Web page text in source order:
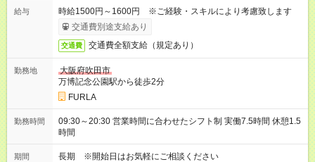
給与
時給1500円～1600円 ※ご経験・スキルにより考慮致します
交通費別途支給あり
交通費 交通費全額支給（規定あり）
勤務地
大阪府吹田市
万博記念公園駅から徒歩2分
FURLA
勤務時間
09:30～20:30 営業時間に合わせたシフト制 実働7.5時間 休憩1.5
時間
期間 長期 ※開始日はお気軽にご相談ください